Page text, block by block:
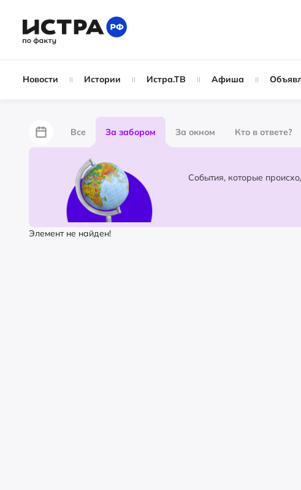
Новости Истории Истра.ТВ Афиша
Все За забором За окном Кто в ответе?
Лайфхаки
Народные новости
Элемент не найден!